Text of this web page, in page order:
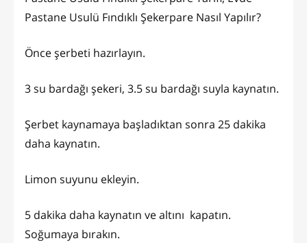
Pastane Usulü Fındıklı Şekerpare Nasıl Yapılır?
Önce şerbeti hazırlayın.
3 su bardağı şekeri, 3.5 su bardağı suyla kaynatın.
Şerbet kaynamaya başladıktan sonra 25 dakika
daha kaynatın.
Limon suyunu ekleyin.
5 dakika daha kaynatın ve altını kapatın.
Soğumaya bırakın.